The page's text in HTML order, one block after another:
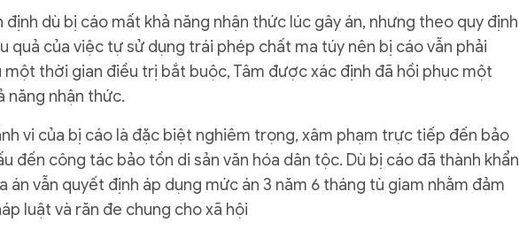
dù bị cáo mất khả năng nhận thức lúc gây án, nhưng theo quy định
quả của việc tự sử dụng trái phép chất ma túy nên bị cáo vẫn phải
một thời gian điều trị bắt buộc, Tâm được xác định đã hồi phục một
năng nhận thức.
vi của bị cáo là đặc biệt nghiêm trọng, xâm phạm trực tiếp đến bảo
đến công tác bảo tồn di sản văn hóa dân tộc. Dù bị cáo đã thành khẩn
án vẫn quyết định áp dụng mức án 3 năm 6 tháng tù giam nhằm đảm
luật và răn đe chung cho xã hội